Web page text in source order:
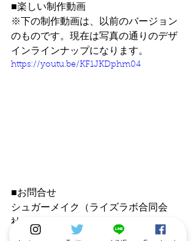
■楽しい制作動画
※下の制作動画は、以前のバージョン
のものです。現在は写真の通りのデザ
インラインナップになります。
https://youtu.be/KF1JKDphm04
■お問合せ
シュガーメイク（ライズラボ合同会
社）
http://riselab.co.jp/contact